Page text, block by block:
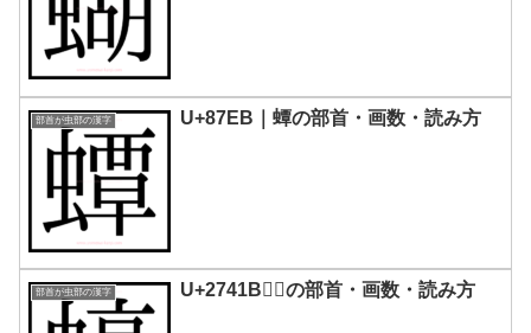
部首が虫部の漢字 U+87EB｜蟫の部首・画数・読み方
部首が虫部の漢字 U+2741B｜𧐛の部首・画数・読み方